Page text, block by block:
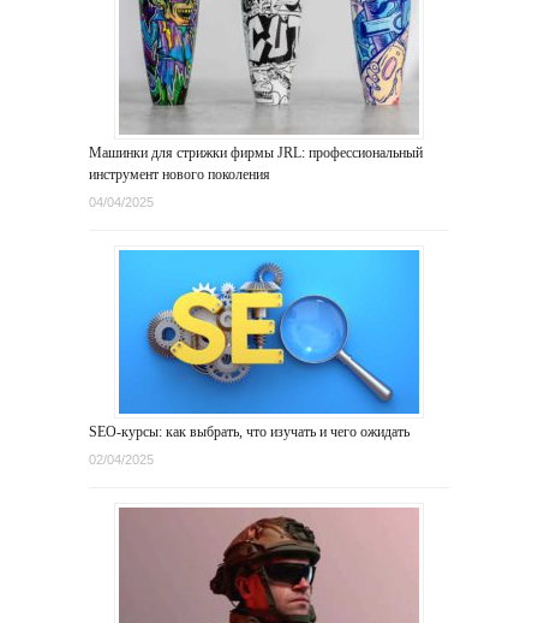
Машинки для стрижки фирмы JRL: профессиональный
инструмент нового поколения
04/04/2025
SEO-курсы: как выбрать, что изучать и чего ожидать
02/04/2025